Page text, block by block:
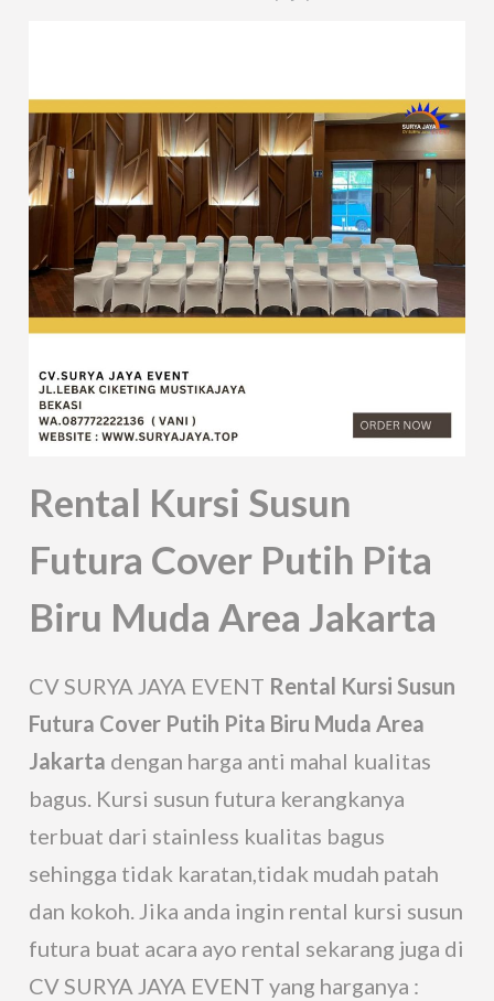
Rental Kursi Susun
Futura Cover Putih Pita
Biru Muda Area Jakarta
CV SURYA JAYA EVENT Rental Kursi Susun
Futura Cover Putih Pita Biru Muda Area
Jakarta dengan harga anti mahal kualitas
bagus. Kursi susun futura kerangkanya
terbuat dari stainless kualitas bagus
sehingga tidak karatan,tidak mudah patah
dan kokoh. Jika anda ingin rental kursi susun
futura buat acara ayo rental sekarang juga di
CV SURYA JAYA EVENT yang harganya :